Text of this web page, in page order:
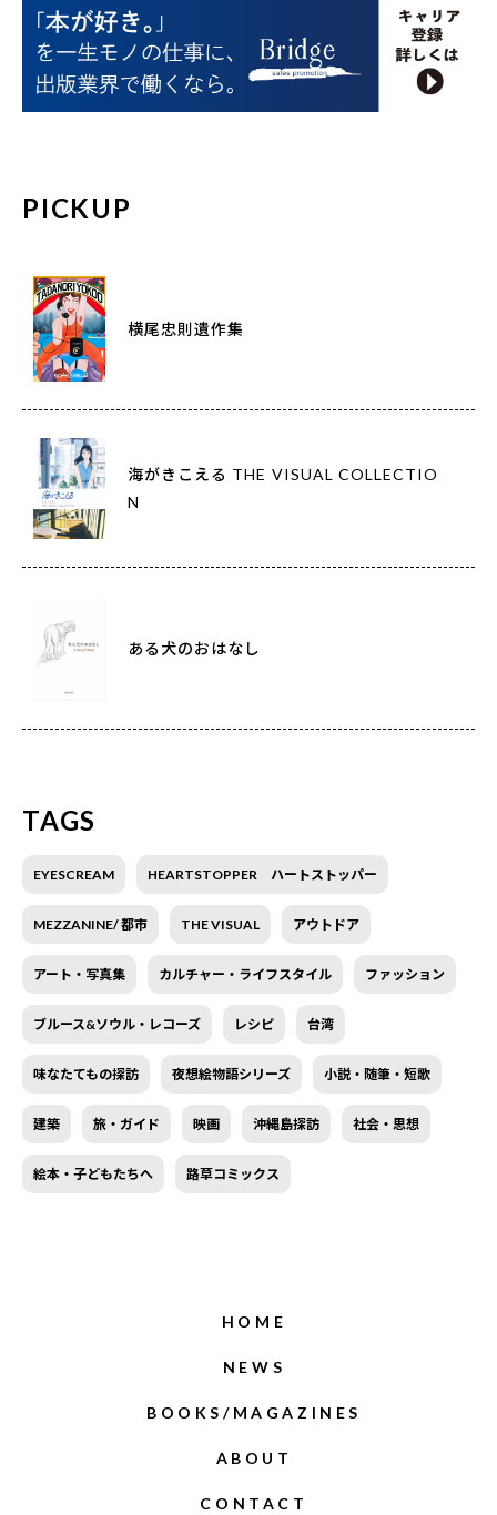
PICKUP
横尾忠則遺作集
海がきこえる THE VISUAL COLLECTIO
N
ある犬のおはなし
TAGS
EYESCREAM HEARTSTOPPER ハートストッパー
MEZZANINE/ 都市 THE VISUAL アウトドア
アート・写真集 カルチャー・ライフスタイル ファッション
ブルース&ソウル・レコーズ レシピ 台湾
味なたてもの探訪 夜想絵物語シリーズ 小説・随筆・短歌
建築 旅・ガイド 映画 沖縄島探訪 社会・思想
絵本・子どもたちへ 路草コミックス
HOME
NEWS
BOOKS/MAGAZINES
ABOUT
CONTACT